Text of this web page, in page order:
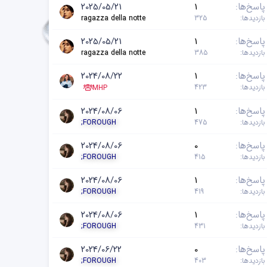
پاسخ‌ها 1
بازدیدها 325
2025/05/21
ragazza della notte
پاسخ‌ها 1
بازدیدها 385
2025/05/21
ragazza della notte
پاسخ‌ها 1
بازدیدها 423
2024/08/22
MHP
پاسخ‌ها 1
بازدیدها 475
2024/08/06
;FOROUGH
پاسخ‌ها 0
بازدیدها 415
2024/08/06
;FOROUGH
پاسخ‌ها 1
بازدیدها 419
2024/08/06
;FOROUGH
پاسخ‌ها 1
بازدیدها 431
2024/08/06
;FOROUGH
پاسخ‌ها 0
بازدیدها 403
2024/06/22
;FOROUGH